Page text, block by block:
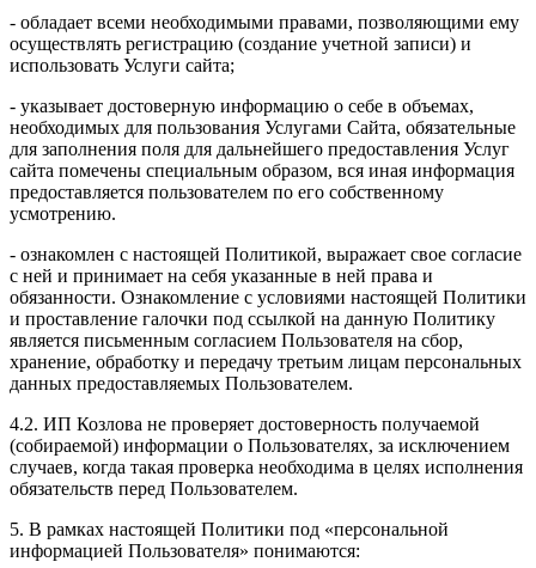
- обладает всеми необходимыми правами, позволяющими ему
осуществлять регистрацию (создание учетной записи) и
использовать Услуги сайта;
- указывает достоверную информацию о себе в объемах,
необходимых для пользования Услугами Сайта, обязательные
для заполнения поля для дальнейшего предоставления Услуг
сайта помечены специальным образом, вся иная информация
предоставляется пользователем по его собственному
усмотрению.
- ознакомлен с настоящей Политикой, выражает свое согласие
с ней и принимает на себя указанные в ней права и
обязанности. Ознакомление с условиями настоящей Политики
и проставление галочки под ссылкой на данную Политику
является письменным согласием Пользователя на сбор,
хранение, обработку и передачу третьим лицам персональных
данных предоставляемых Пользователем.
4.2. ИП Козлова не проверяет достоверность получаемой
(собираемой) информации о Пользователях, за исключением
случаев, когда такая проверка необходима в целях исполнения
обязательств перед Пользователем.
5. В рамках настоящей Политики под «персональной
информацией Пользователя» понимаются: